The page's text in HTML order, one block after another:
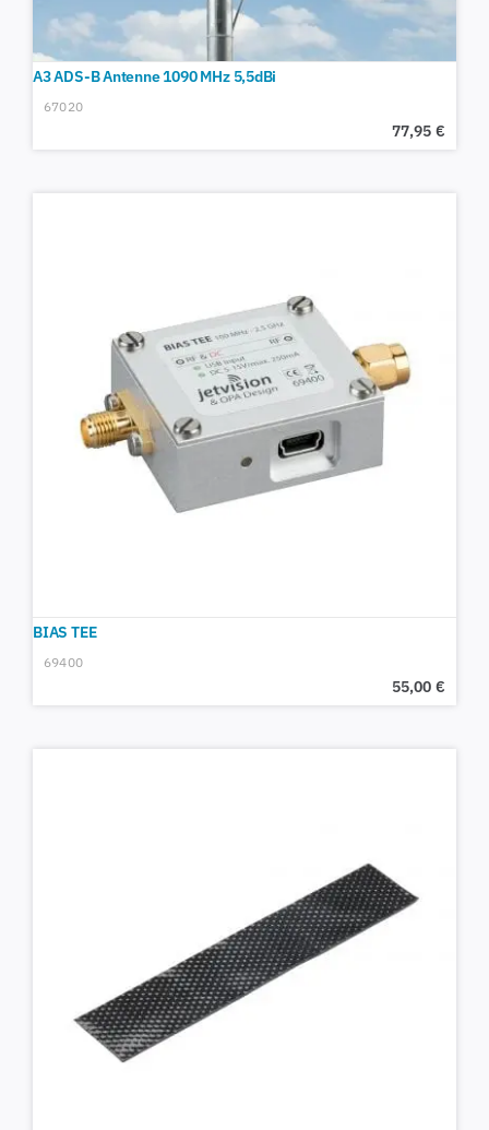
A3 ADS-B Antenne 1090 MHz 5,5dBi
67020
77,95 €
BIAS TEE
69400
55,00 €